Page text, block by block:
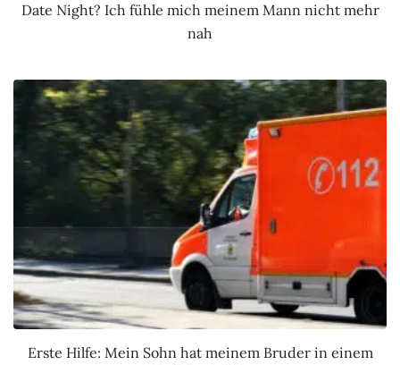
Date Night? Ich fühle mich meinem Mann nicht mehr
nah
Erste Hilfe: Mein Sohn hat meinem Bruder in einem